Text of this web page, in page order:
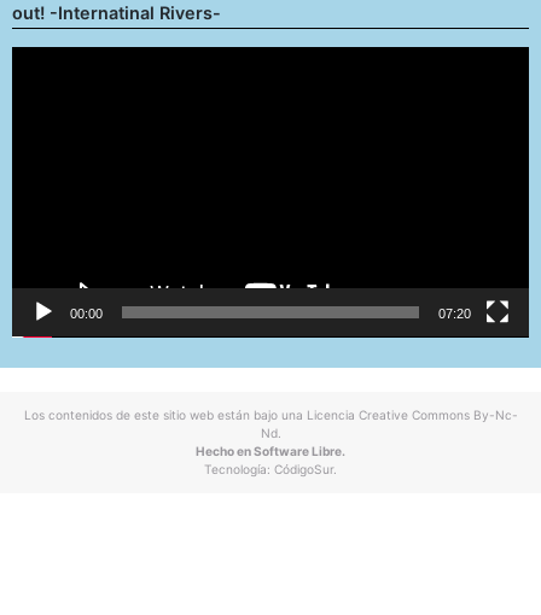
out! -Internatinal Rivers-
00:00 07:20
Los contenidos de este sitio web están bajo una Licencia Creative Commons By-Nc-
Nd.
Hecho en Software Libre.
Tecnología: CódigoSur.